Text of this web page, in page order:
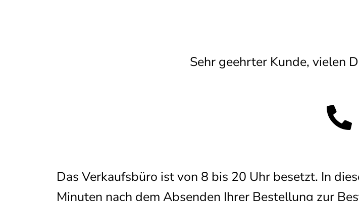
Sehr geehrter Kunde, vielen
Das Verkaufsbüro ist von 8 bis 20 Uhr besetzt. In
Minuten nach dem Absenden Ihrer Bestellung zur